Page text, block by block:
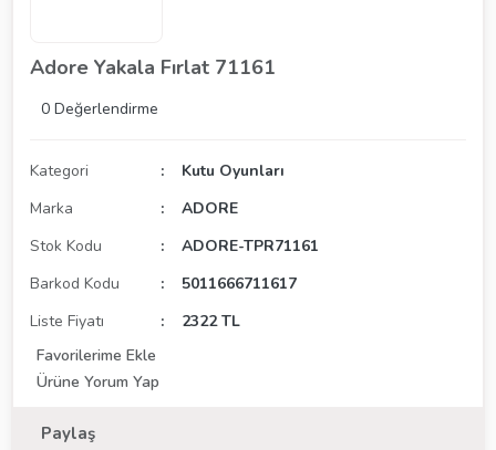
Adore Yakala Fırlat 71161
0 Değerlendirme
Kategori
Kutu Oyunları
Marka
ADORE
Stok Kodu
ADORE-TPR71161
Barkod Kodu
5011666711617
Liste Fiyatı
2322 TL
Ürüne Yorum Yap
Paylaş